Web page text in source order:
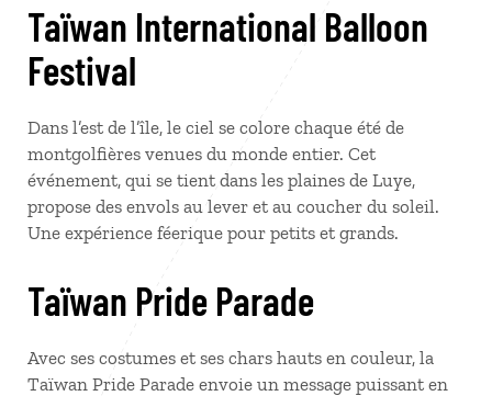
Taïwan International Balloon
Festival
Dans l’est de l’île, le ciel se colore chaque été de
montgolfières venues du monde entier. Cet
événement, qui se tient dans les plaines de Luye,
propose des envols au lever et au coucher du soleil.
Une expérience féerique pour petits et grands.
Taïwan Pride Parade
Avec ses costumes et ses chars hauts en couleur, la
Taïwan Pride Parade envoie un message puissant en